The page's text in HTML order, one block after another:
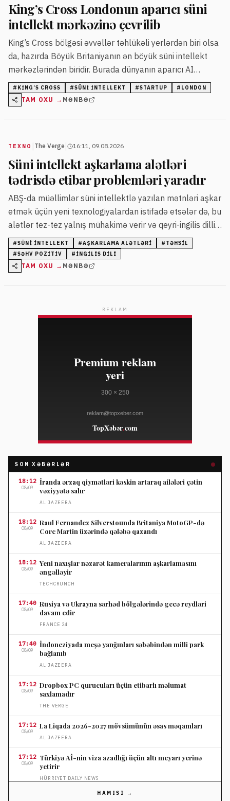
King’s Cross Londonun aparıcı süni
intellekt mərkəzinə çevrilib
King’s Cross bölgəsi əvvəllər təhlükəli yerlərdən biri olsa
da, hazırda Böyük Britaniyanın ən böyük süni intellekt
mərkəzlərindən biridir. Burada dünyanın aparıcı AI
şirkətləri ofislərini açıb İspaniya və Pekinlə rəqabət
aparır.
# KING’S CROSS #SÜNI INTELLEKT #STARTUP # LONDON
TAM OXU → MƏNBƏ
TEXNO The Verge 16:11, 09.08.2026
Süni intellekt aşkarlama alətləri
tədrisdə etibar problemləri yaradır
ABŞ-da müəllimlər süni intellektlə yazılan mətnləri aşkar
etmək üçün yeni texnologiyalardan istifadə etsələr də, bu
alətlər tez-tez yalnış mühakimə verir və qeyri-ingilis dilli
tələbələri haqsız cəzalandıra bilər. Bəzi hallarda səhv
ittihamlar müəllim və tələbələr arasında münaqişələrə
səbəb olub.
#SÜNI INTELLEKT #AŞKARLAMA ALƏTLƏRI # TƏHSIL
#SƏHV POZITIV # INGILIS DILI
TAM OXU → MƏNBƏ
REKLAM
SON XƏBƏRLƏR
18:12
08/09
İranda ərzaq qiymətləri kəskin artaraq ailələri çətin
vəziyyətə salır
AL JAZEERA
18:12
08/09
Raul Fernandez Silverstounda Britaniya MotoGP-də
Corc Martin üzərində qələbə qazandı
AL JAZEERA
18:12
08/09
Yeni naxışlar nəzarət kameralarının aşkarlamasını
əngəlləyir
TECHCRUNCH
17:40
08/09
Rusiya və Ukrayna sərhəd bölgələrində gecə reydləri
davam edir
FRANCE 24
17:40
08/09
İndoneziyada meşə yanğınları səbəbindən milli park
bağlanıb
AL JAZEERA
17:12
08/09
Dropbox PC qurucuları üçün etibarlı məlumat
saxlamadır
THE VERGE
17:12
08/09
La Liqada 2026-2027 mövsümünün əsas məqamları
AL JAZEERA
17:12
08/09
Türkiyə Aİ-nin viza azadlığı üçün altı meyarı yerinə
yetirir
HÜRRIYET DAILY NEWS
HAMISI →